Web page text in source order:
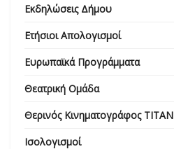
Εκδηλώσεις Δήμου
Ετήσιοι Απολογισμοί
Ευρωπαϊκά Προγράμματα
Θεατρική Ομάδα
Θερινός Κινηματογράφος ΤΙΤΑΝ
Ισολογισμοί